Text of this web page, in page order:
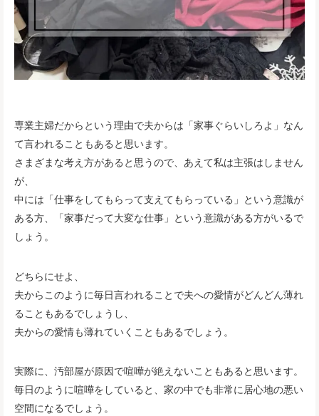
専業主婦だからという理由で夫からは「家事ぐらいしろよ」なん
て言われることもあると思います。
さまざまな考え方があると思うので、あえて私は主張はしません
が、
中には「仕事をしてもらって支えてもらっている」という意識が
ある方、「家事だって大変な仕事」という意識がある方がいるで
しょう。
どちらにせよ、
夫からこのように毎日言われることで夫への愛情がどんどん薄れ
ることもあるでしょうし、
夫からの愛情も薄れていくこともあるでしょう。
実際に、汚部屋が原因で喧嘩が絶えないこともあると思います。
毎日のように喧嘩をしていると、家の中でも非常に居心地の悪い
空間になるでしょう。